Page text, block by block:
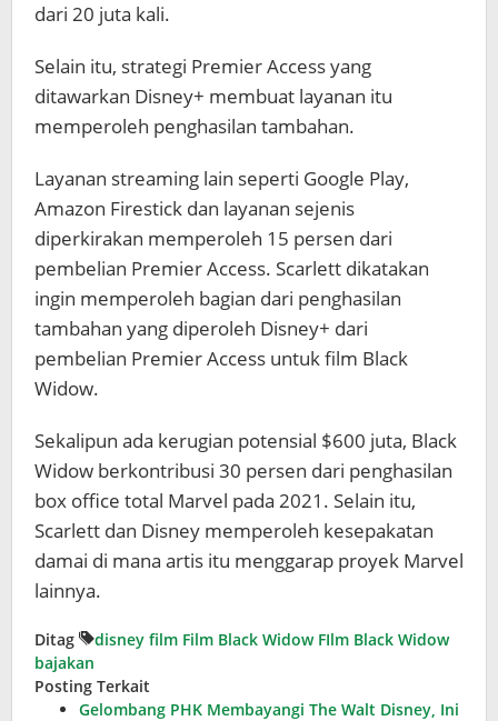
dari 20 juta kali.
Selain itu, strategi Premier Access yang
ditawarkan Disney+ membuat layanan itu
memperoleh penghasilan tambahan.
Layanan streaming lain seperti Google Play,
Amazon Firestick dan layanan sejenis
diperkirakan memperoleh 15 persen dari
pembelian Premier Access. Scarlett dikatakan
ingin memperoleh bagian dari penghasilan
tambahan yang diperoleh Disney+ dari
pembelian Premier Access untuk film Black
Widow.
Sekalipun ada kerugian potensial $600 juta, Black
Widow berkontribusi 30 persen dari penghasilan
box office total Marvel pada 2021. Selain itu,
Scarlett dan Disney memperoleh kesepakatan
damai di mana artis itu menggarap proyek Marvel
lainnya.
Ditag disney film Film Black Widow FIlm Black Widow
bajakan
Posting Terkait
Gelombang PHK Membayangi The Walt Disney, Ini